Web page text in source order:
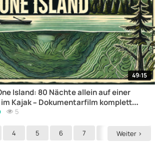
49:15
Island: 80 Nächte allein auf einer
Kajak – Dokumentarfilm komplett
5
4 5 6 7 9
Weiter >